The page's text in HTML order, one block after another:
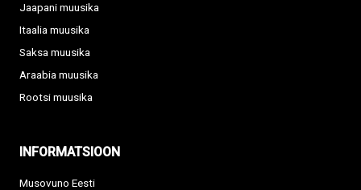
Jaapani muusika
Itaalia muusika
Saksa muusika
Araabia muusika
Rootsi muusika
INFORMATSIOON
Musovuno Eesti